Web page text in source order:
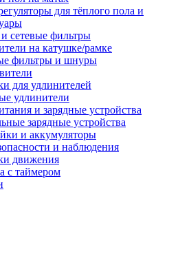
для тёплого пола и
сетевые фильтры
на катушке/рамке
фильтры и шнуры
для удлинителей
удлинители
и зарядные устройства
зарядные устройства
и аккумуляторы
и наблюдения
движения
с таймером